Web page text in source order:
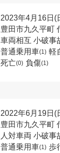
2023年4月16日(
豊田市九久平町
車両相互 小破事
普通乗用車(1) 軽
死亡(0) 負傷(1)
2022年6月19日(
豊田市九久平町
人対車両 小破事
普通乗用車(1) 歩